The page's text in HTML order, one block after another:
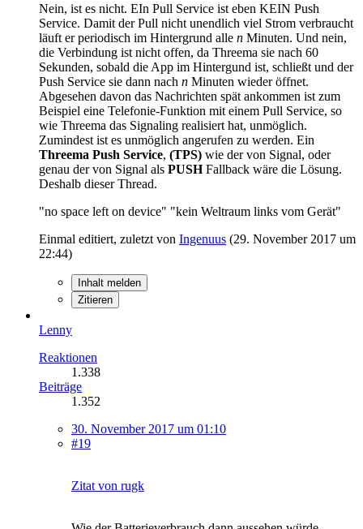
Nein, ist es nicht. EIn Pull Service ist eben KEIN Push
Service. Damit der Pull nicht unendlich viel Strom verbraucht
läuft er periodisch im Hintergrund alle n Minuten. Und nein,
die Verbindung ist nicht offen, da Threema sie nach 60
Sekunden, sobald die App im Hintergund ist, schließt und der
Push Service sie dann nach n Minuten wieder öffnet.
Abgesehen davon das Nachrichten spät ankommen ist zum
Beispiel eine Telefonie-Funktion mit einem Pull Service, so
wie Threema das Signaling realisiert hat, unmöglich.
Zumindest ist es unmöglich angerufen zu werden. Ein
Threema Push Service, (TPS) wie der von Signal, oder
genau der von Signal als PUSHFallback wäre die Lösung.
Deshalb dieser Thread.
"no space left on device" "kein Weltraum links vom Gerät"
Einmal editiert, zuletzt von Ingenuus (29. November 2017 um
22:44)
Inhalt melden
Zitieren
Lenny
Reaktionen
1.338
Beiträge
1.352
30. November 2017 um 01:10
#19
Zitat von rugk